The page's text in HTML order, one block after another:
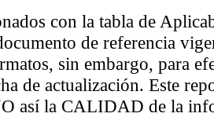
con la tabla de
de referencia
sin embargo, para
de actualización. Este
así la CALIDAD de la